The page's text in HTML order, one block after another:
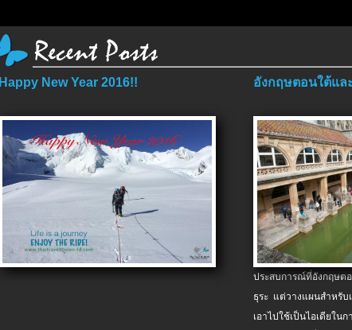
Happy New Year 2016!! อังกฤษตอนใต้แล
ประสบการณ์ที่อังกฤษต
ธุระ แต่วางแผนสำหรั
เอาไปใช้เป็นไอเดียใน